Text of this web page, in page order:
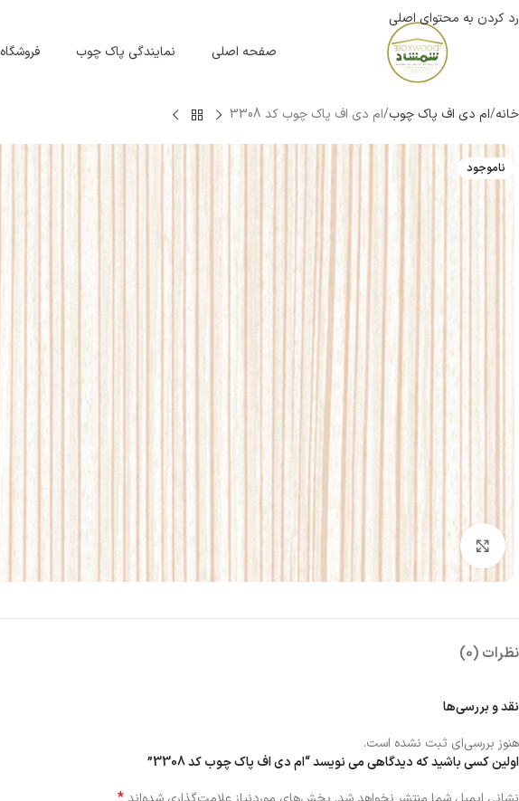
رد کردن به محتوای اصلی
صفحه اصلی
نمایندگی پاک چوب فروشگاه
خانه ام دی اف پاک چوب ام دی اف پاک چوب کد 3308
ناموجود
نظرات (0)
نقد و بررسی‌ها
هنوز بررسی‌ای ثبت نشده است.
اولین کسی باشید که دیدگاهی می نویسد “ام دی اف پاک چوب کد 3308”